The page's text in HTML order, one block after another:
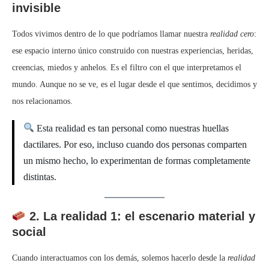
invisible
Todos vivimos dentro de lo que podríamos llamar nuestra realidad cero:
ese espacio interno único construido con nuestras experiencias, heridas,
creencias, miedos y anhelos. Es el filtro con el que interpretamos el
mundo. Aunque no se ve, es el lugar desde el que sentimos, decidimos y
nos relacionamos.
Esta realidad es tan personal como nuestras huellas
dactilares. Por eso, incluso cuando dos personas comparten
un mismo hecho, lo experimentan de formas completamente
distintas.
2. La realidad 1: el escenario material y
social
Cuando interactuamos con los demás, solemos hacerlo desde la realidad